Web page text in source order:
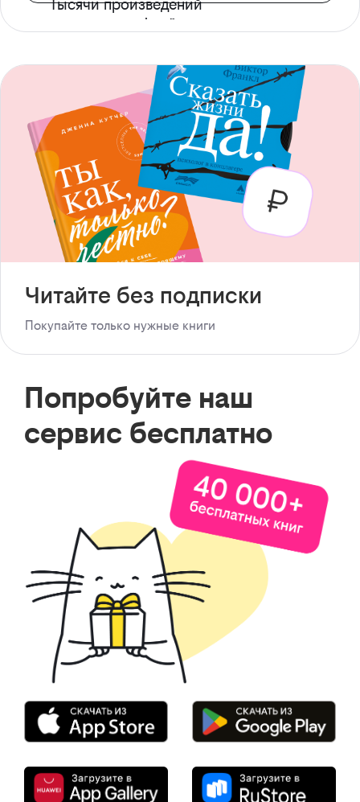
Тысячи произведений
с доступом офлайн
Читайте без подписки
Покупайте только нужные книги
Попробуйте наш
сервис бесплатно